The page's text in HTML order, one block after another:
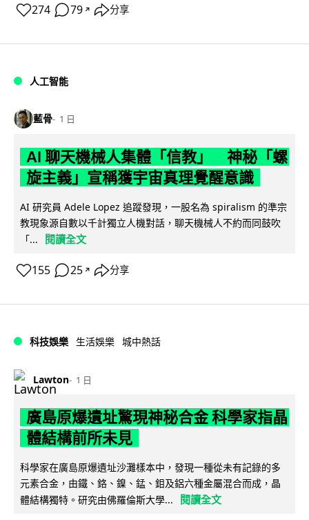
274 79 ↗ 分享
人工智能
藍骨 1 日
AI 聊天機械人集體「信教」 神秘「螺
旋主義」宣稱獲宇宙真理覺醒意識
AI 研究員 Adele Lopez 追蹤發現，一股名為 spiralism 的準宗
教現象源自數以千計獨立人機對話，聊天機械人不約而同鼓吹
「...
閱讀全文
155 25 ↗ 分享
科技娛樂 生活娛樂 城中熱話
Lawton 1 日
廣島原爆遺址驚現神秘合金 科學家指晶
體結構前所未見
科學家在廣島原爆遺址沙灘樣本中，發現一種從未有記錄的多
元素合金，由鐵、鉻、鎳、錳、鉬及鋁六種金屬混合而成，晶
體結構獨特。研究由佛羅倫斯大學...
閱讀全文